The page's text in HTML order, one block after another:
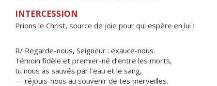
INTERCESSION
Prions le Christ, source de joie pour qui espère en lui :
R/ Regarde-nous, Seigneur : exauce-nous.
Témoin fidèle et premier-né d’entre les morts,
tu nous as sauvés par l’eau et le sang,
— réjouis-nous au souvenir de tes merveilles.